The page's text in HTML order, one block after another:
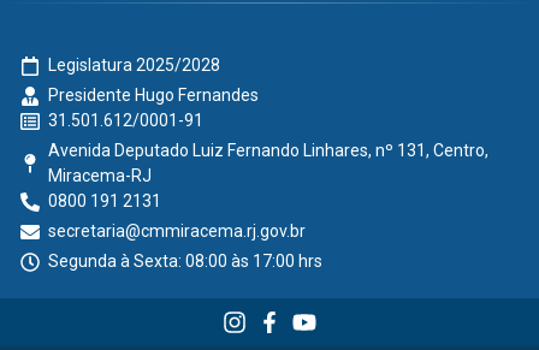
Legislatura 2025/2028
Presidente Hugo Fernandes
31.501.612/0001-91
Avenida Deputado Luiz Fernando Linhares, nº 131, Centro,
Miracema-RJ
0800 191 2131
secretaria@cmmiracema.rj.gov.br
Segunda à Sexta: 08:00 às 17:00 hrs